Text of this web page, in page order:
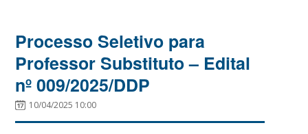
Processo Seletivo para
Professor Substituto – Edital
nº 009/2025/DDP
10/04/2025 10:00